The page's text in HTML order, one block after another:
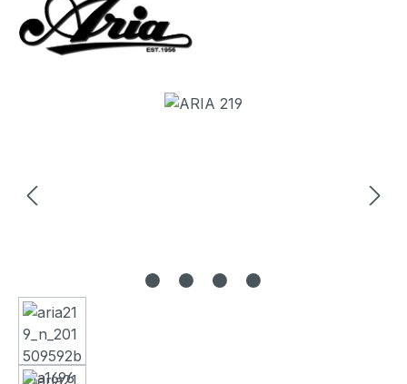
Bildergalerie überspringen